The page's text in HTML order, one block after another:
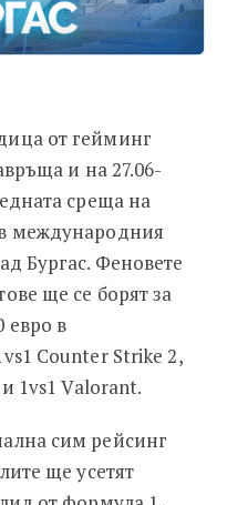
от гейминг
и на 27.06-
среща на
международния
Бургас. Феновете
ще се борят за
евро в
Counter Strike 2,
1vs1 Valorant.
сим рейсинг
ще усетят